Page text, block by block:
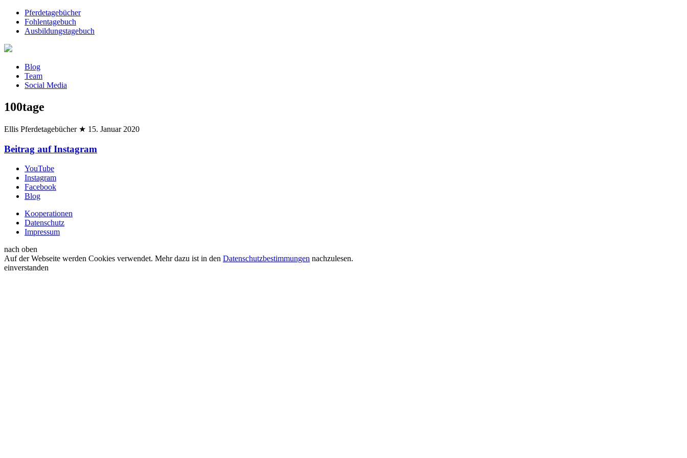
Pferdetagebücher
Fohlentagebuch
Ausbildungstagebuch
Blog
Team
Social Media
100tage
Ellis Pferdetagebücher ★ 15. Januar 2020
Beitrag auf Instagram
YouTube
Instagram
Facebook
Blog
Kooperationen
Datenschutz
Impressum
nach oben
Auf der Webseite werden Cookies verwendet. Mehr dazu ist in den Datenschutzbestimmungen nachzulesen.
einverstanden